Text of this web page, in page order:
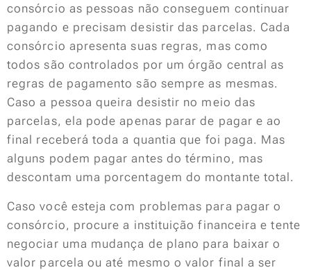
consórcio as pessoas não conseguem continuar
pagando e precisam desistir das parcelas. Cada
consórcio apresenta suas regras, mas como
todos são controlados por um órgão central as
regras de pagamento são sempre as mesmas.
Caso a pessoa queira desistir no meio das
parcelas, ela pode apenas parar de pagar e ao
final receberá toda a quantia que foi paga. Mas
alguns podem pagar antes do término, mas
descontam uma porcentagem do montante total.
Caso você esteja com problemas para pagar o
consórcio, procure a instituição financeira e tente
negociar uma mudança de plano para baixar o
valor parcela ou até mesmo o valor final a ser